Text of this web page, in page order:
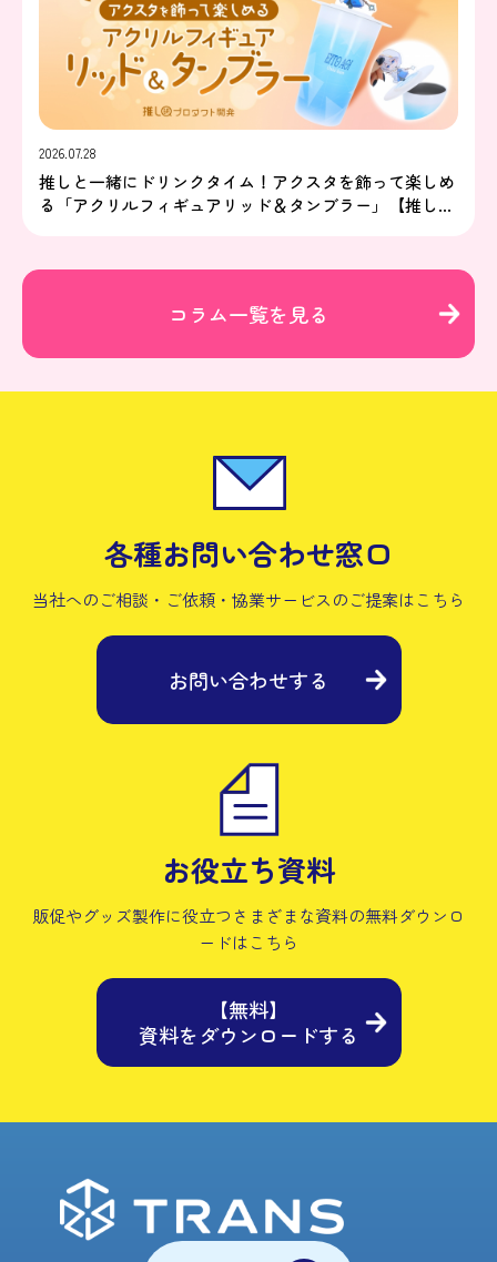
2026.07.28
推しと一緒にドリンクタイム！アクスタを飾って楽しめ
る「アクリルフィギュアリッド＆タンブラー」【推し研
コラム一覧を見る
各種お問い合わせ窓口
当社へのご相談・ご依頼・協業サービスのご提案はこちら
お問い合わせする
お役立ち資料
販促やグッズ製作に役立つさまざまな資料の無料ダウンロ
ードはこちら
【無料】
資料をダウンロードする